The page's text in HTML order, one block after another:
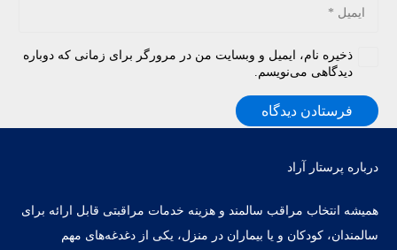
ذخیره نام، ایمیل و وبسایت من در مرورگر برای زمانی که دوباره
دیدگاهی می‌نویسم.
فرستادن دیدگاه
درباره پرستار آراد
همیشه انتخاب مراقب سالمند و هزینه خدمات مراقبتی قابل ارائه برای
سالمندان، کودکان و یا بیماران در منزل، یکی از دغدغه‌های مهم